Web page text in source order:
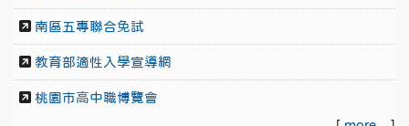
南區五專聯合免試
教育部適性入學宣導網
桃園市高中職博覽會